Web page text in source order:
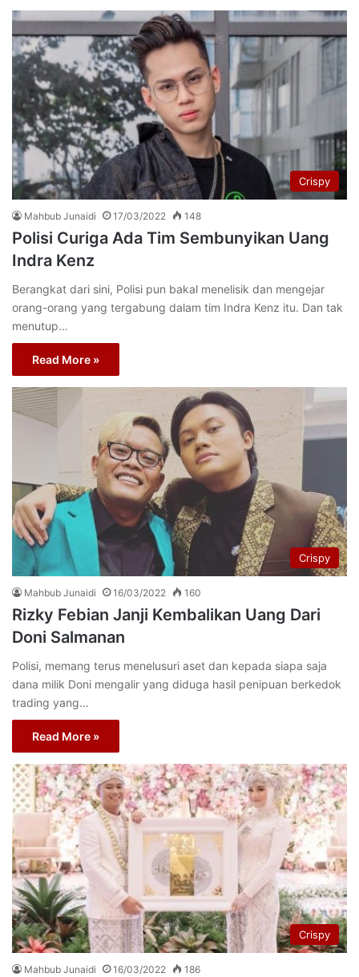
Crispy
Mahbub Junaidi 17/03/2022 148
Polisi Curiga Ada Tim Sembunyikan Uang
Indra Kenz
Berangkat dari sini, Polisi pun bakal menelisik dan mengejar
orang-orang yang tergabung dalam tim Indra Kenz itu. Dan tak
menutup…
Read More »
Crispy
Mahbub Junaidi 16/03/2022 160
Rizky Febian Janji Kembalikan Uang Dari
Doni Salmanan
Polisi, memang terus menelusuri aset dan kepada siapa saja
dana milik Doni mengalir yang diduga hasil penipuan berkedok
trading yang…
Read More »
Crispy
Mahbub Junaidi 16/03/2022 186